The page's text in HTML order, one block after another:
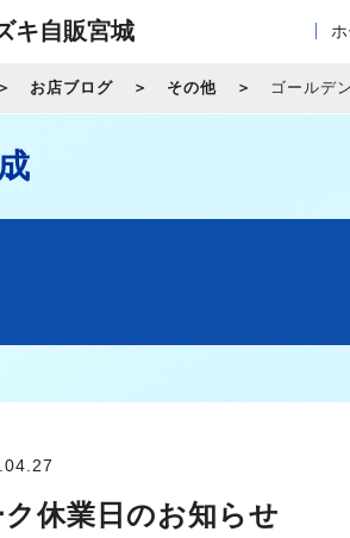
キ自販宮城
お店ブログ その他 ゴールデ
休業日のお知らせ